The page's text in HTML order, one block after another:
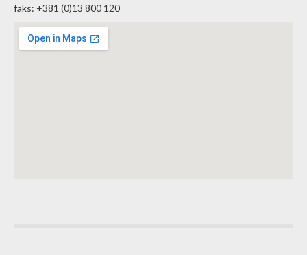
faks: +381 (0)13 800 120